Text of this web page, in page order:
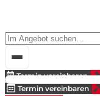
Termin vereinbaren
Termin vereinbaren